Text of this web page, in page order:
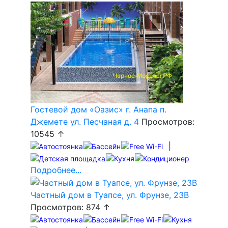
Гостевой дом «Оазис» г. Анапа п.
Джемете ул. Песчаная д. 4 Просмотров:
10545 ↑
Подробнее...
Частный дом в Туапсе, ул. Фрунзе, 23В
Просмотров: 874 ↑